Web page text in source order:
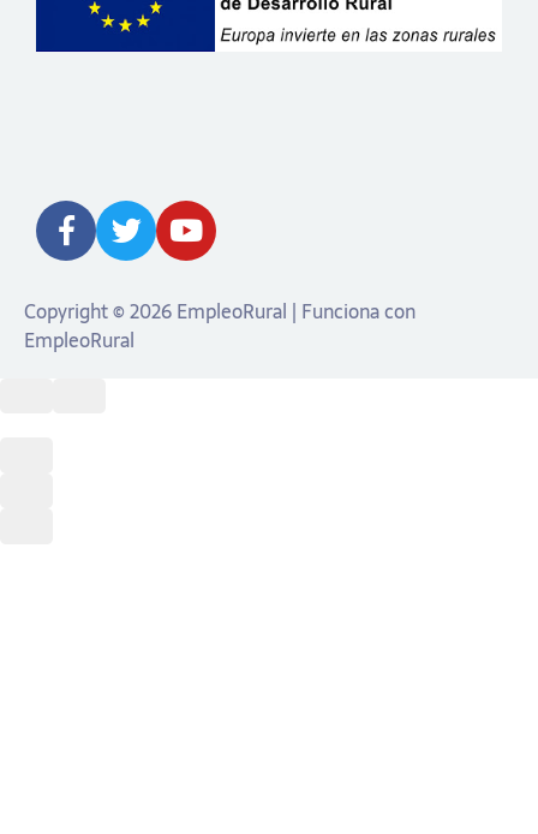
Copyright © 2026 EmpleoRural | Funciona con
EmpleoRural